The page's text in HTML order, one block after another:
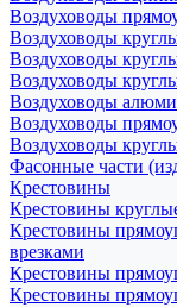
Воздуховоды
Воздуховоды
Воздуховоды
Воздуховоды
Воздуховоды
Воздуховоды
Воздуховоды
Фасонные части
Крестовины
Крестовины
Крестовины
врезками
Крестовины
Крестовины